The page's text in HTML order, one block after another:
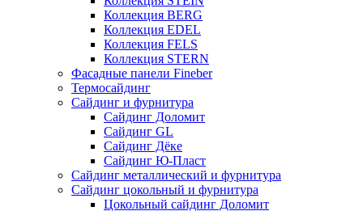
Коллекция BERG
Коллекция EDEL
Коллекция FELS
Коллекция STERN
Фасадные панели Fineber
Термосайдинг
Сайдинг и фурнитура
Сайдинг Доломит
Сайдинг GL
Сайдинг Дёке
Сайдинг Ю-Пласт
Сайдинг металлический и фурнитура
Сайдинг цокольный и фурнитура
Цокольный сайдинг Доломит